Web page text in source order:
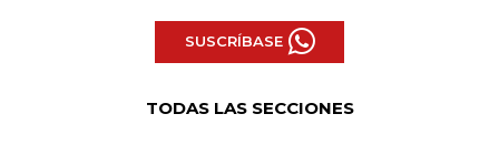
SUSCRÍBASE
TODAS LAS SECCIONES